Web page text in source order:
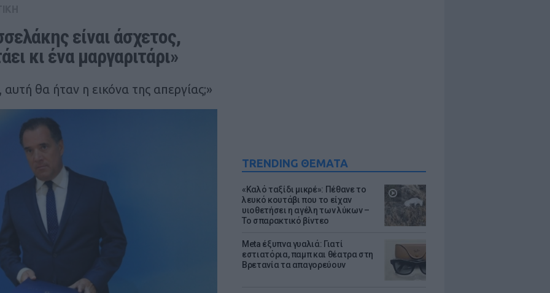
TRENDING ΘΕΜΑΤΑ
«Καλό ταξίδι μικρέ»: Πέθανε το
λευκό κουτάβι που το είχαν
υιοθετήσει η αγέλη των λύκων –
Το σπαρακτικό βίντεο
Meta έξυπνα γυαλιά: Γιατί
εστιατόρια, παμπ και θέατρα στη
Βρετανία τα απαγορεύουν
είναι άσχετος,
κι ένα μαργαριτάρι»
θα ήταν η εικόνα της απεργίας;»